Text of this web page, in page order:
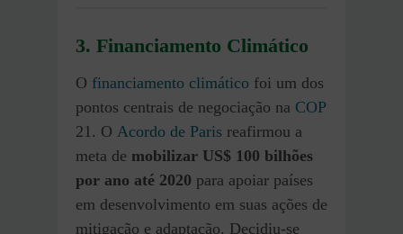
3. Financiamento Climático
O financiamento climático foi um dos
pontos centrais de negociação na COP
21. O Acordo de Paris reafirmou a
meta de mobilizar US$ 100 bilhões
por ano até 2020 para apoiar países
em desenvolvimento em suas ações de
mitigação e adaptação. Decidiu-se